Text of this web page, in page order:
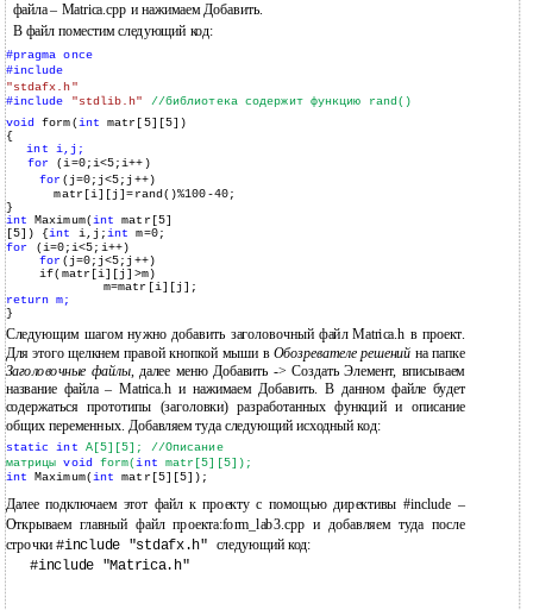
файла – Matrica.cpp и нажимаем Добавить.
В файл поместим следующий код:
#pragma once
#include
"stdafx.h"
#include
"stdlib.h" //библиотека содержит функцию rand()
voidform(intmatr[5][5])
{
int i,j;
for (i=0;i<5;i++)
for (j=0;j<5;j++)
matr[i][j]=rand()%100-40;
}
intMaximum(intmatr[5]
[5]) {int i,j;intm=0;
for
(i=0;i<5;i++)
for (j=0;j<5;j++)
if(matr[i][j]>m)
m=matr[i][j];
returnm;
}
Следующим шагом нужно добавить заголовочный файл Matrica.h в проект.
Для этого щелкнем правой кнопкой мыши в Обозревателе решений на папке
Заголовочные файлы, далее меню Добавить -> Создать Элемент, вписываем
название файла – Matrica.h и нажимаем Добавить. В данном файле будет
содержаться прототипы (заголовки) разработанных функций и описание
общих переменных. Добавляем туда следующий исходный код:
static int A[5][5]; //Описание
матрицыvoid form(int matr[5][5]);
intMaximum(intmatr[5][5]);
Далее подключаем этот файл к проекту с помощью директивы #include –
Открываем главный файл проекта:form_lab3.cpp и добавляем туда после
строчки#include "stdafx.h" следующий код:
#include "Matrica.h"